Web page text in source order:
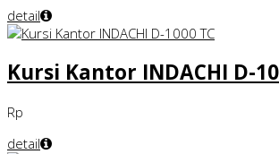
detail
Kursi Kantor INDACHI D-
Rp
detail